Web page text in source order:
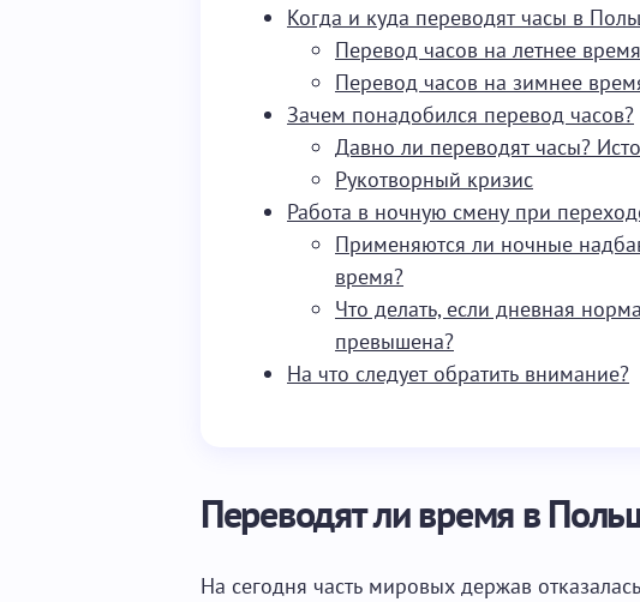
Когда и куда переводят часы в
Перевод часов на летнее время
Перевод часов на зимнее
Зачем понадобился перевод часов?
Давно ли переводят часы?
Рукотворный кризис
Работа в ночную смену при
Применяются ли ночные
время?
Что делать, если дневная
превышена?
На что следует обратить внимание?
Переводят ли время в
На сегодня часть мировых держав